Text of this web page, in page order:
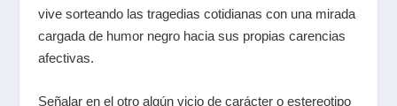
vive sorteando las tragedias cotidianas con una mirada
cargada de humor negro hacia sus propias carencias
afectivas.
Señalar en el otro algún vicio de carácter o estereotipo